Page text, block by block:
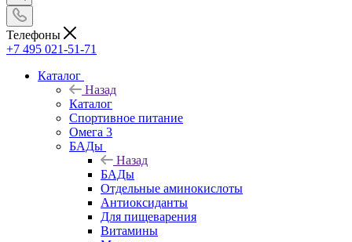
Телефоны
+7 495 021-51-71
Каталог
Назад
Каталог
Спортивное питание
Омега 3
БАДы
Назад
БАДы
Отдельные аминокислоты
Антиоксиданты
Для пищеварения
Витамины